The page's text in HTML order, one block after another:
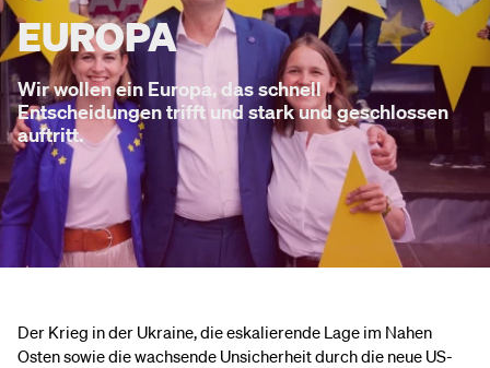
EUROPA
Wir wollen ein Europa, das schnell
Entscheidungen trifft und stark und geschlossen
auftritt.
Der Krieg in der Ukraine, die eskalierende Lage im Nahen
Osten sowie die wachsende Unsicherheit durch die neue US-